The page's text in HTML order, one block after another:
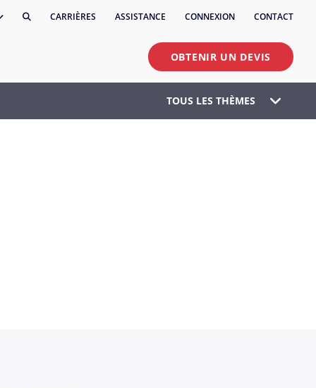
CARRIÈRES ASSISTANCE CONNEXION CONTACT
OBTENIR UN DEVIS
TOUS LES THÈMES